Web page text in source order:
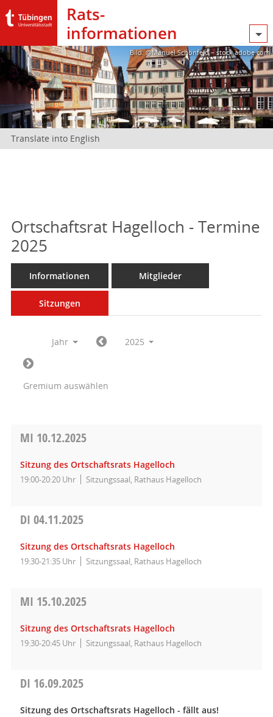
Rats­
informationen
Bild: @Manuel Schönfeld – stock.adobe.com
Translate into English
Ortschaftsrat Hagelloch - Termine
2025
Informationen Mitglieder
Sitzungen
Jahr 2025
Gremium auswählen
MI 10.12.2025
Sitzung des Ortschaftsrats Hagelloch
19:00-20:20 Uhr Sitzungssaal, Rathaus Hagelloch
DI 04.11.2025
Sitzung des Ortschaftsrats Hagelloch
19:30-21:35 Uhr Sitzungssaal, Rathaus Hagelloch
MI 15.10.2025
Sitzung des Ortschaftsrats Hagelloch
19:30-20:45 Uhr Sitzungssaal, Rathaus Hagelloch
DI 16.09.2025
Sitzung des Ortschaftsrats Hagelloch - fällt aus!